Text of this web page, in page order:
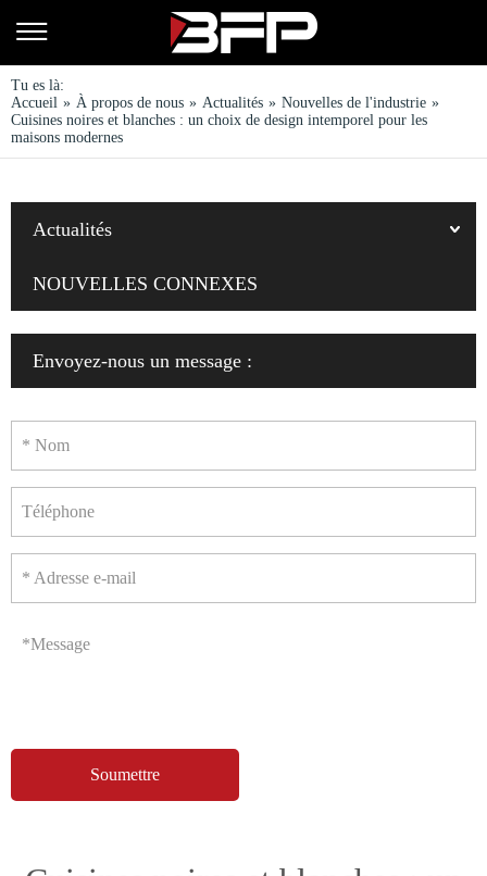
Tu es là:
Accueil » À propos de nous » Actualités » Nouvelles de l'industrie »
Cuisines noires et blanches : un choix de design intemporel pour les
maisons modernes
Actualités
NOUVELLES CONNEXES
Envoyez-nous un message :
* Nom
Téléphone
* Adresse e-mail
*Message